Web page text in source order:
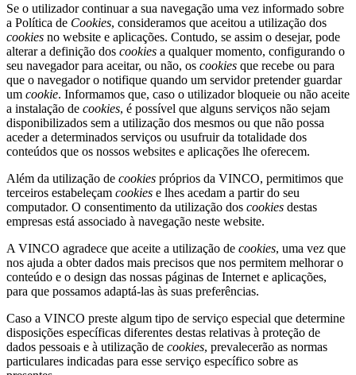
Se o utilizador continuar a sua navegação uma vez informado sobre
a Política de Cookies, consideramos que aceitou a utilização dos
cookies no website e aplicações. Contudo, se assim o desejar, pode
alterar a definição dos cookies a qualquer momento, configurando o
seu navegador para aceitar, ou não, os cookies que recebe ou para
que o navegador o notifique quando um servidor pretender guardar
um cookie. Informamos que, caso o utilizador bloqueie ou não aceite
a instalação de cookies, é possível que alguns serviços não sejam
disponibilizados sem a utilização dos mesmos ou que não possa
aceder a determinados serviços ou usufruir da totalidade dos
conteúdos que os nossos websites e aplicações lhe oferecem.
Além da utilização de cookies próprios da VINCO, permitimos que
terceiros estabeleçam cookies e lhes acedam a partir do seu
computador. O consentimento da utilização dos cookies destas
empresas está associado à navegação neste website.
A VINCO agradece que aceite a utilização de cookies, uma vez que
nos ajuda a obter dados mais precisos que nos permitem melhorar o
conteúdo e o design das nossas páginas de Internet e aplicações,
para que possamos adaptá-las às suas preferências.
Caso a VINCO preste algum tipo de serviço especial que determine
disposições específicas diferentes destas relativas à proteção de
dados pessoais e à utilização de cookies, prevalecerão as normas
particulares indicadas para esse serviço específico sobre as